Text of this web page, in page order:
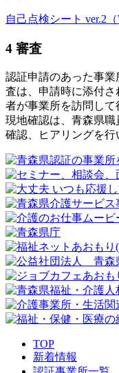
自己点検シート ver.2（
4 審査
認証申請のあった事
査は、申請時に添付
者が事業所を訪問して
現地確認は、青森県
確認、ヒアリングを行
TOP
新着情報